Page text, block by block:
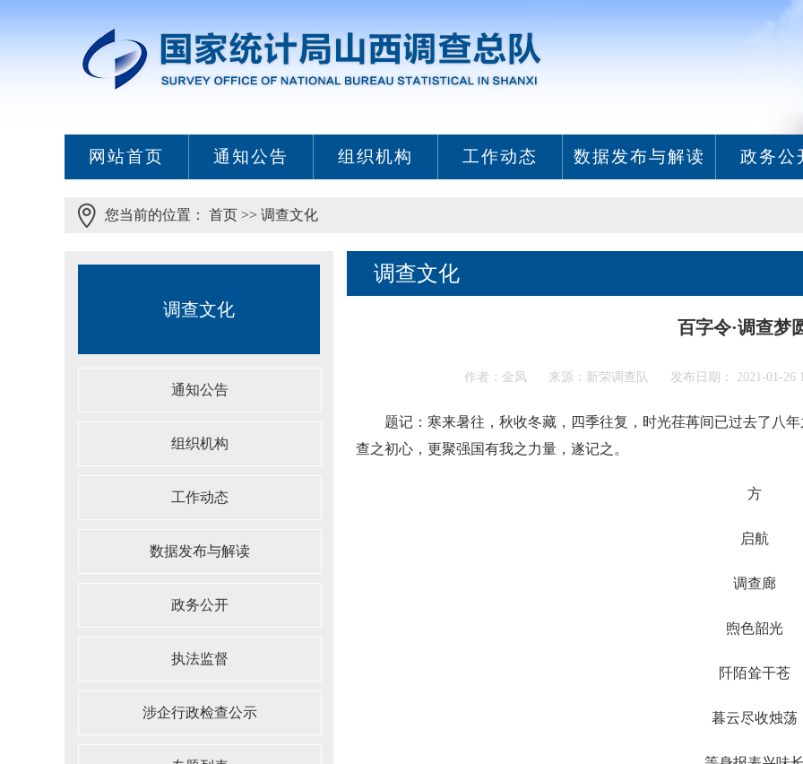
网站首页 通知公告 组织机构 工作动态 数据发布与解读 政务公
您当前的位置： 首页 >> 调查文化
调查文化
通知公告
组织机构
工作动态
数据发布与解读
政务公开
执法监督
涉企行政检查公示
调查文化
百字令·调查梦
作者：金凤 来源：新荣调查队 发布日期： 2021-01-
题记：寒来暑往，秋收冬藏，四季往复，时光荏苒间已过去了八年
查之初心，更聚强国有我之力量，遂记之。
方
启航
调查廊
煦色韶光
阡陌耸干苍
暮云尽收烛荡